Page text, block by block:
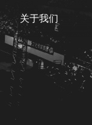
关于我们